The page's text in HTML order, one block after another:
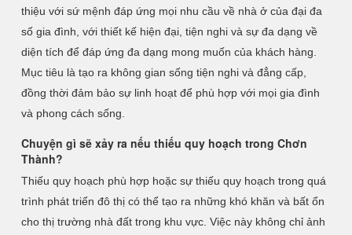
thiệu với sứ mệnh đáp ứng mọi nhu cầu về nhà ở của đại đa
số gia đình, với thiết kế hiện đại, tiện nghi và sự đa dạng về
diện tích để đáp ứng đa dạng mong muốn của khách hàng.
Mục tiêu là tạo ra không gian sống tiện nghi và đẳng cấp,
đồng thời đảm bảo sự linh hoạt để phù hợp với mọi gia đình
và phong cách sống.
Chuyện gì sẽ xảy ra nếu thiếu quy hoạch trong Chơn
Thành?
Thiếu quy hoạch phù hợp hoặc sự thiếu quy hoạch trong quá
trình phát triển đô thị có thể tạo ra những khó khăn và bất ổn
cho thị trường nhà đất trong khu vực. Việc này không chỉ ảnh